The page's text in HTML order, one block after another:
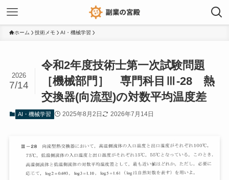
ホーム 技術メモ AI・機械学習
令和2年度技術士第一次試験問題
［機械部門］ 専門科目Ⅲ-28 熱
交換器(向流型)の対数平均温度差
2026
7/14
AI・機械学習 2025年8月2日 2026年7月14日